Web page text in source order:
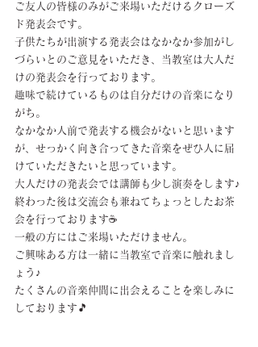
ご友人の皆様のみがご来場いただけるクローズ
ド発表会です。
子供たちが出演する発表会はなかなか参加がし
づらいとのご意見をいただき、当教室は大人だ
けの発表会を行っております。
趣味で続けているものは自分だけの音楽になり
がち。
なかなか人前で発表する機会がないと思います
が、せっかく向き合ってきた音楽をぜひ人に届
けていただきたいと思っています。
大人だけの発表会では講師も少し演奏をします♪
終わった後は交流会も兼ねてちょっとしたお茶
会を行っております☕
一般の方にはご来場いただけません。
ご興味ある方は一緒に当教室で音楽に触れまし
ょう♪
たくさんの音楽仲間に出会えることを楽しみに
しております🎵